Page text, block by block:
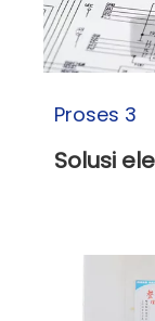
Proses 3
Solusi